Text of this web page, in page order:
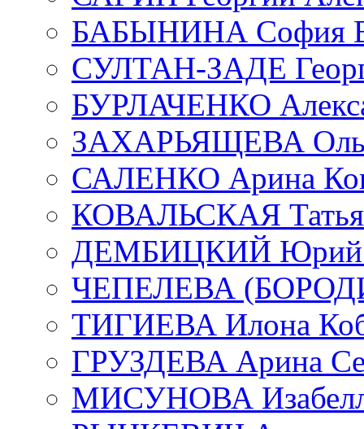
БАБЫНИНА София
СУЛТАН-ЗАДЕ
БУРЛАЧЕНКО
ЗАХАРЬЯЩЕВА
САЛЕНКО Арина
КОВАЛЬСКАЯ
ДЕМБИЦКИЙ Юрий
ЧЕПЕЛЕВА
ТИГИЕВА Илона
ГРУЗДЕВА Арина
МИСУНОВА